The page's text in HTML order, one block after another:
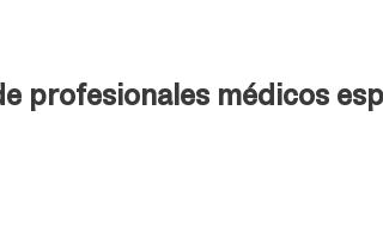
profesionales médicos